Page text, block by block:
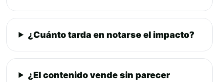
¿Cuánto tarda en notarse el impacto?
¿El contenido vende sin parecer